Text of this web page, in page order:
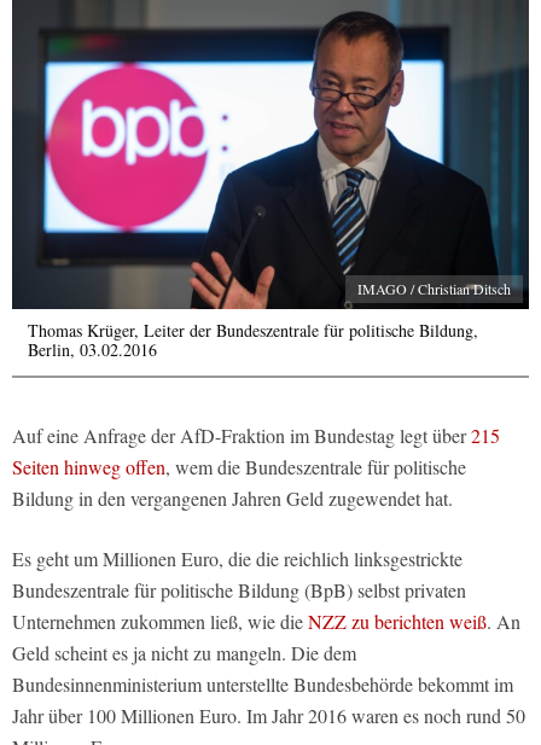
IMAGO / Christian Ditsch
Thomas Krüger, Leiter der Bundeszentrale für politische Bildung,
Berlin, 03.02.2016
Auf eine Anfrage der AfD-Fraktion im Bundestag legt über215
Seiten hinweg offen, wem die Bundeszentrale für politische
Bildung in den vergangenen Jahren Geld zugewendet hat.
Es geht um Millionen Euro, die die reichlich linksgestrickte
Bundeszentrale für politische Bildung (BpB) selbst privaten
Unternehmen zukommen ließ, wie dieNZZ zu berichten weiß. An
Geld scheint es ja nicht zu mangeln. Die dem
Bundesinnenministerium unterstellte Bundesbehörde bekommt im
Jahr über 100 Millionen Euro. Im Jahr 2016 waren es noch rund 50